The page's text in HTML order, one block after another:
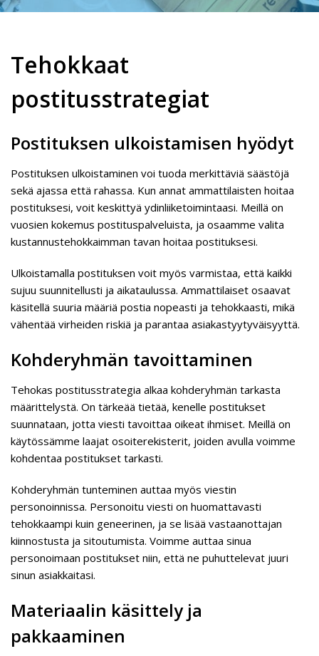
Tehokkaat
postitusstrategiat
Postituksen ulkoistamisen hyödyt
Postituksen ulkoistaminen voi tuoda merkittäviä säästöjä
sekä ajassa että rahassa. Kun annat ammattilaisten hoitaa
postituksesi, voit keskittyä ydinliiketoimintaasi. Meillä on
vuosien kokemus postituspalveluista, ja osaamme valita
kustannustehokkaimman tavan hoitaa postituksesi.
Ulkoistamalla postituksen voit myös varmistaa, että kaikki
sujuu suunnitellusti ja aikataulussa. Ammattilaiset osaavat
käsitellä suuria määriä postia nopeasti ja tehokkaasti, mikä
vähentää virheiden riskiä ja parantaa asiakastyytyväisyyttä.
Kohderyhmän tavoittaminen
Tehokas postitusstrategia alkaa kohderyhmän tarkasta
määrittelystä. On tärkeää tietää, kenelle postitukset
suunnataan, jotta viesti tavoittaa oikeat ihmiset. Meillä on
käytössämme laajat osoiterekisterit, joiden avulla voimme
kohdentaa postitukset tarkasti.
Kohderyhmän tunteminen auttaa myös viestin
personoinnissa. Personoitu viesti on huomattavasti
tehokkaampi kuin geneerinen, ja se lisää vastaanottajan
kiinnostusta ja sitoutumista. Voimme auttaa sinua
personoimaan postitukset niin, että ne puhuttelevat juuri
sinun asiakkaitasi.
Materiaalin käsittely ja
pakkaaminen